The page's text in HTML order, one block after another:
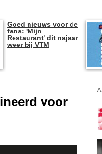
Goed nieuws voor de
fans: 'Mijn
Restaurant' dit najaar
weer bij VTM
voor